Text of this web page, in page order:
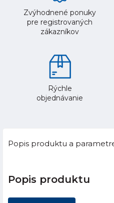
Zvýhodnené ponuky
pre registrovaných
zákazníkov
Rýchle
objednávanie
Popis produktu a
Popis produktu